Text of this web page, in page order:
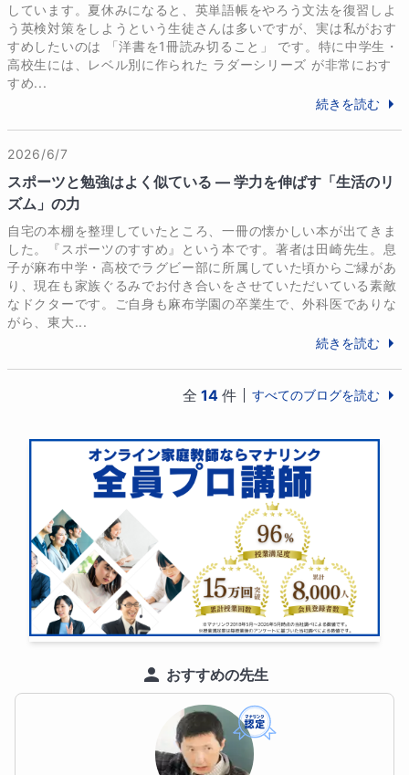
といった不安をお持ちの保護者さまも多いのではない
でしょうか。
私は、英検対策・神奈川県高校入試対策・私立高校入
試対策を軸に、お子さま一人ひとりの状況に合わせた
や私立高校入試指導にも携わっており、公立・私立の
両面から進路を見据えたアドバイスが可能です。
また、これまで私立高校で14年間英語指導に携わって
きました。
日々の授業だけでなく、定期試験の作成や成績分析、
進路指導を通して、「どの力が高校入学後に本当に必
要になるのか」を現場で見てきました。
その経験を活かし、目先の点数や合格だけでなく、高
彙・文法の基礎から、リーディング、リスニング、ラ
イティングまでをバランスよく指導します。
特にライティングは、自己流になりやすく、評価基準
が分からないまま学習が進んでしまうケースが多い分
野です。
採点基準を意識した指導を行い、「何を書けば点にな
るのか」「どうすれば減点されにくいのか」を具体的
に示します。
神奈川県の高校入試は、問題量が多く、処理スピード
と読解力が求められるのが大きな特徴です。
単語や文法を覚えているだけでは得点につながらず、
「限られた時間内で正確に読み取り、判断する力」が
授業では、基礎力の定着に加え、入試本番を見据えた
しています。夏休みになると、英単語帳をやろう文法を復習しよ
う英検対策をしようという生徒さんは多いですが、実は私がおす
すめしたいのは 「洋書を1冊読み切ること」 です。特に中学生・
高校生には、レベル別に作られた ラダーシリーズ が非常におす
すめ...
続きを読む
2026/6/7
スポーツと勉強はよく似ている ― 学力を伸ばす「生活のリ
ズム」の力
自宅の本棚を整理していたところ、一冊の懐かしい本が出てきま
した。『スポーツのすすめ』という本です。著者は田崎先生。息
子が麻布中学・高校でラグビー部に所属していた頃からご縁があ
り、現在も家族ぐるみでお付き合いをさせていただいている素敵
なドクターです。ご自身も麻布学園の卒業生で、外科医でありな
がら、東大...
続きを読む
全 14 件 すべてのブログを読む
おすすめの先生